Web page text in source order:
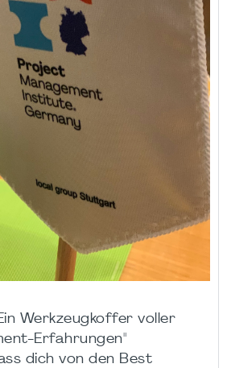
Werkzeugkoffer voller
Erfahrungen"
dich von den Best